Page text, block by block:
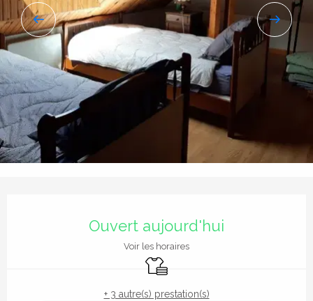
Ouvert aujourd'hui
Voir les horaires
Draps et linge
+ 3 autre(s) prestation(s)